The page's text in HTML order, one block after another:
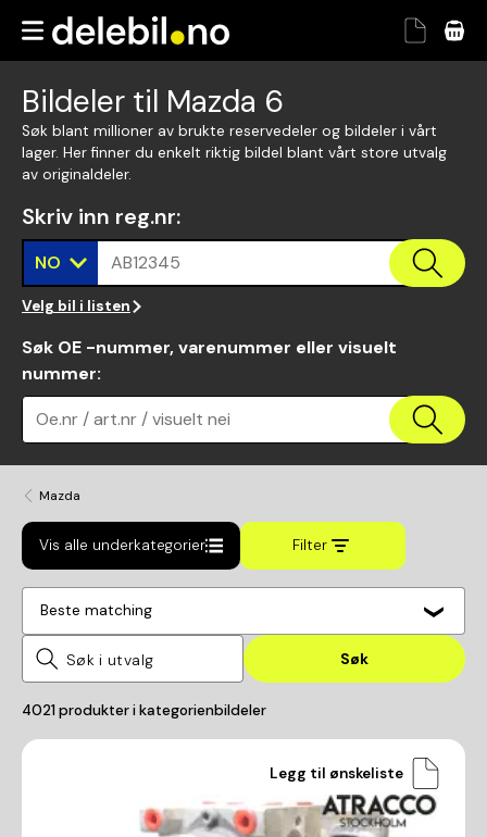
Bildeler til Mazda 6
Søk blant millioner av brukte reservedeler og bildeler i vårt
lager. Her finner du enkelt riktig bildel blant vårt store utvalg
av originaldeler.
Skriv inn reg.nr:
NO AB12345
Velg bil i listen
Søk OE -nummer, varenummer eller visuelt
nummer:
Oe.nr / art.nr / visuelt nei
Mazda
Vis alle underkategorier Filter
Beste matching
Søk
4021produkter i kategorienbildeler
Legg til ønskeliste